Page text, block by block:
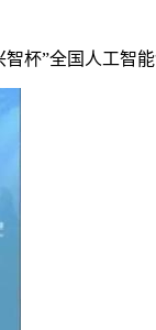
”全国人工智能